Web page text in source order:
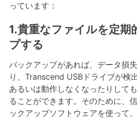
っています：
1.貴重なファイルを定期
プする
バックアップがあれば、データ損
り、Transcend USBドライブが検
あるいは動作しなくなったりして
ることができます。そのために、
ックアップソフトウェアを使って